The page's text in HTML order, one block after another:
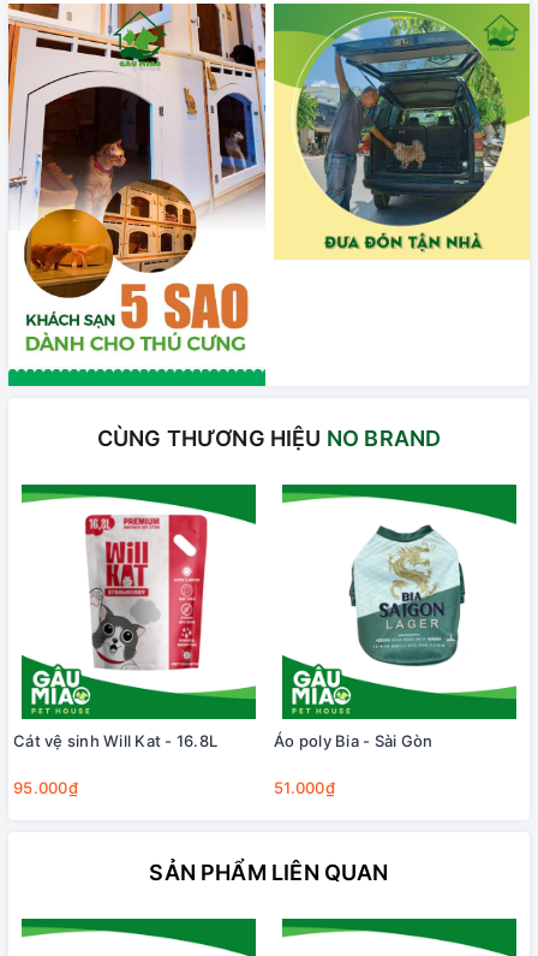
CÙNG THƯƠNG HIỆU NO BRAND
Cát vệ sinh Will Kat - 16.8L
95.000₫
Áo poly Bia - Sài Gòn
51.000₫
SẢN PHẨM LIÊN QUAN